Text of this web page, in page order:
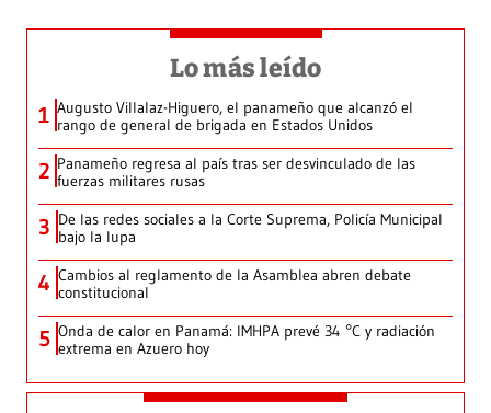
Lo más leído
1 Augusto Villalaz-Higuero, el panameño que alcanzó el
rango de general de brigada en Estados Unidos
2 Panameño regresa al país tras ser desvinculado de las
fuerzas militares rusas
3 De las redes sociales a la Corte Suprema, Policía Municipal
bajo la lupa
4 Cambios al reglamento de la Asamblea abren debate
constitucional
5 Onda de calor en Panamá: IMHPA prevé 34 °C y radiación
extrema en Azuero hoy